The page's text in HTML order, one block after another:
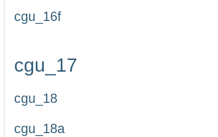
cgu_16f
cgu_17
cgu_18
cgu_18a